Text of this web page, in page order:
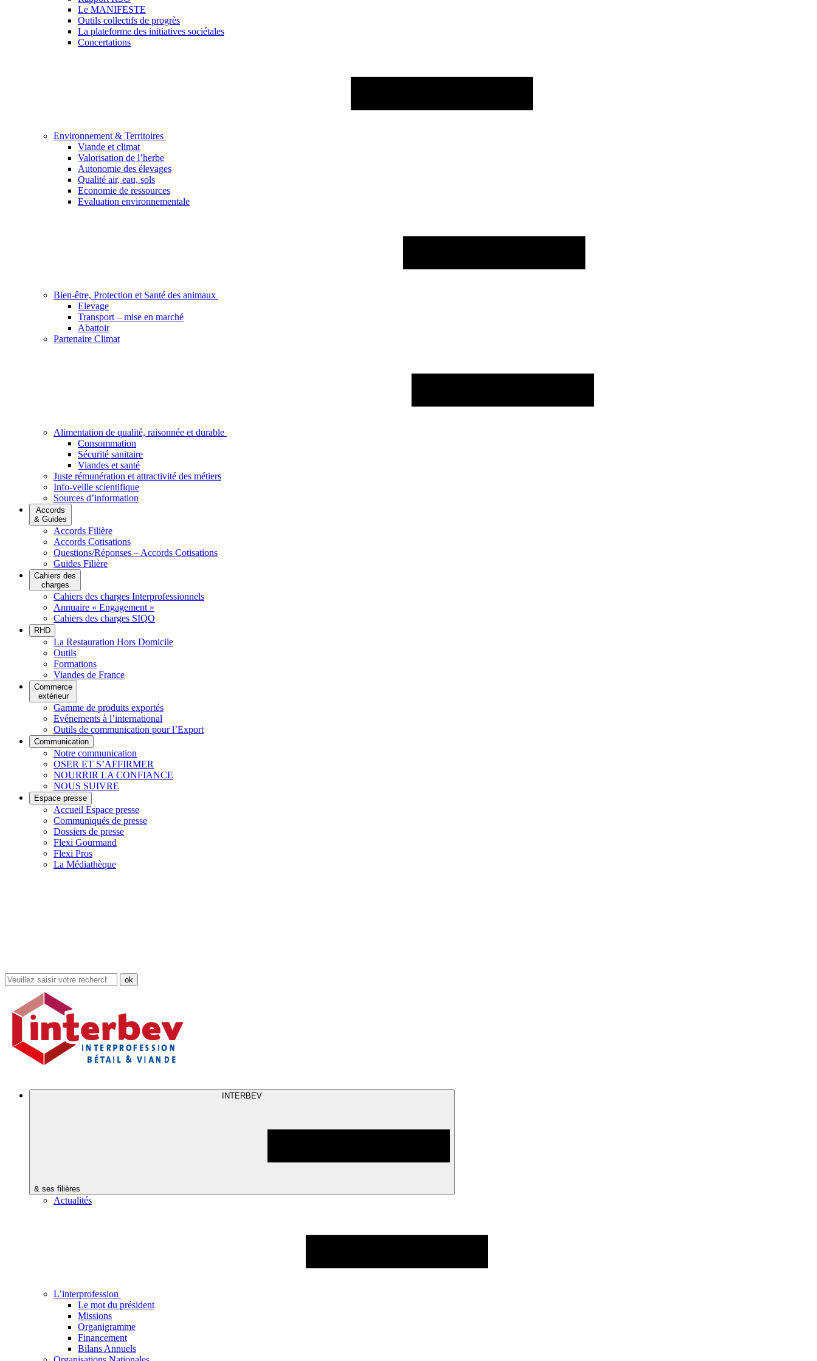
Le MANIFESTE
Outils collectifs de progrès
La plateforme des initiatives sociétales
Concertations
Environnement & Territoires
Viande et climat
Valorisation de l’herbe
Autonomie des élevages
Qualité air, eau, sols
Economie de ressources
Evaluation environnementale
Bien-être, Protection et Santé des animaux
Elevage
Transport – mise en marché
Abattoir
Partenaire Climat
Alimentation de qualité, raisonnée et durable
Consommation
Sécurité sanitaire
Viandes et santé
Juste rémunération et attractivité des métiers
Info-veille scientifique
Sources d’information
Accords
& Guides
Accords Filière
Accords Cotisations
Questions/Réponses – Accords Cotisations
Guides Filière
Cahiers des
charges
Cahiers des charges Interprofessionnels
Annuaire « Engagement »
Cahiers des charges SIQO
RHD
La Restauration Hors Domicile
Outils
Formations
Viandes de France
Commerce
extérieur
Gamme de produits exportés
Evénements à l’international
Outils de communication pour l’Export
Communication
Notre communication
OSER ET S’AFFIRMER
NOURRIR LA CONFIANCE
NOUS SUIVRE
Espace presse
Accueil Espace presse
Communiqués de presse
Dossiers de presse
Flexi Gourmand
Flexi Pros
La Médiathèque
Rechercher
dans
site
INTERBEV
& ses filières
Actualités
L’interprofession
Le mot du président
Missions
Organigramme
Financement
Bilans Annuels